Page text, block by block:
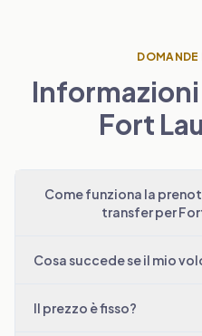
DOMANDE
Fort
Come funziona la
transfer per
Cosa succede se il mio
Il prezzo è fisso?